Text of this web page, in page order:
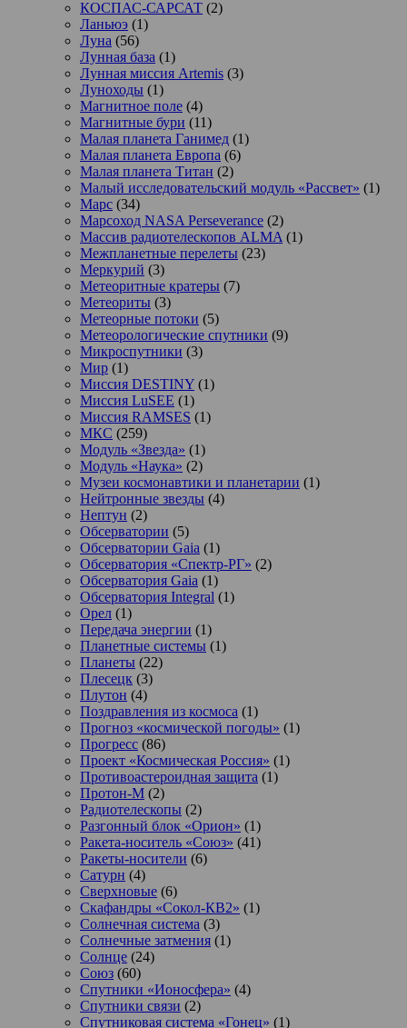
КОСПАС-САРСАТ (2)
Ланьюэ (1)
Луна (56)
Лунная база (1)
Лунная миссия Artemis (3)
Луноходы (1)
Магнитное поле (4)
Магнитные бури (11)
Малая планета Ганимед (1)
Малая планета Европа (6)
Малая планета Титан (2)
Малый исследовательский модуль «Рассвет» (1)
Марс (34)
Марсоход NASA Perseverance (2)
Массив радиотелескопов ALMA (1)
Межпланетные перелеты (23)
Меркурий (3)
Метеоритные кратеры (7)
Метеориты (3)
Метеорные потоки (5)
Метеорологические спутники (9)
Микроспутники (3)
Мир (1)
Миссия DESTINY (1)
Миссия LuSEE (1)
Миссия RAMSES (1)
МКС (259)
Модуль «Звезда» (1)
Модуль «Наука» (2)
Музеи космонавтики и планетарии (1)
Нейтронные звезды (4)
Нептун (2)
Обсерватории (5)
Обсерватории Gaia (1)
Обсерватория «Спектр-РГ» (2)
Обсерватория Gaia (1)
Обсерватория Integral (1)
Орел (1)
Передача энергии (1)
Планетные системы (1)
Планеты (22)
Плесецк (3)
Плутон (4)
Поздравления из космоса (1)
Прогноз «космической погоды» (1)
Прогресс (86)
Проект «Космическая Россия» (1)
Противоастероидная защита (1)
Протон-М (2)
Радиотелескопы (2)
Разгонный блок «Орион» (1)
Ракета-носитель «Союз» (41)
Ракеты-носители (6)
Сатурн (4)
Сверхновые (6)
Скафандры «Сокол-КВ2» (1)
Солнечная система (3)
Солнечные затмения (1)
Солнце (24)
Союз (60)
Спутники «Ионосфера» (4)
Спутники связи (2)
Спутниковая система «Гонец» (1)